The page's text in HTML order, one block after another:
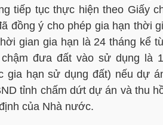
tiếp tục thực hiện theo Giấy
đồng ý cho phép gia hạn thời
gian gia hạn là 24 tháng kể
đưa đất vào sử dụng là
gia hạn sử dụng đất) nếu dự
tỉnh chấm dứt dự án và thu
của Nhà nước.